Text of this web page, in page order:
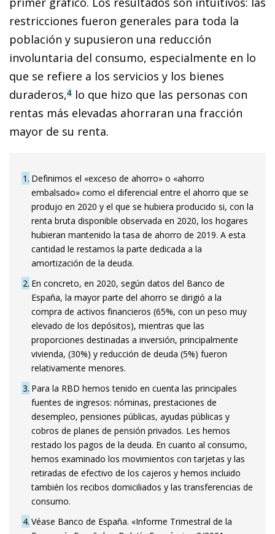
restricciones fueron generales para toda la
población y supusieron una reducción
involuntaria del consumo, especialmente en lo
que se refiere a los servicios y los bienes
duraderos,4 lo que hizo que las personas con
rentas más elevadas ahorraran una fracción
mayor de su renta.
1 Definimos el «exceso de ahorro» o «ahorro
embalsado» como el diferencial entre el ahorro que se
produjo en 2020 y el que se hubiera producido si, con la
renta bruta disponible observada en 2020, los hogares
hubieran mantenido la tasa de ahorro de 2019. A esta
cantidad le restamos la parte dedicada a la
amortización de la deuda.
2 En concreto, en 2020, según datos del Banco de
España, la mayor parte del ahorro se dirigió a la
compra de activos financieros (65%, con un peso muy
elevado de los depósitos), mientras que las
proporciones destinadas a inversión, principalmente
vivienda, (30%) y reducción de deuda (5%) fueron
relativamente menores.
3 Para la RBD hemos tenido en cuenta las principales
fuentes de ingresos: nóminas, prestaciones de
desempleo, pensiones públicas, ayudas públicas y
cobros de planes de pensión privados. Les hemos
restado los pagos de la deuda. En cuanto al consumo,
hemos examinado los movimientos con tarjetas y las
retiradas de efectivo de los cajeros y hemos incluido
también los recibos domiciliados y las transferencias de
consumo.
4 Véase Banco de España. «Informe Trimestral de la